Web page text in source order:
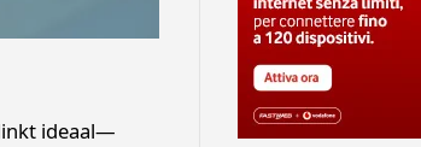
ideaal—